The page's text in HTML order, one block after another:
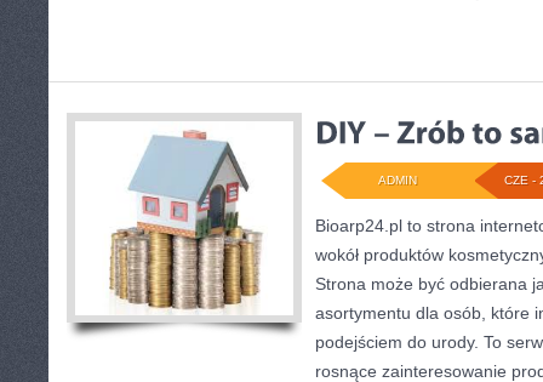
CZE -
ADMIN
Bioarp24.pl to strona
wokół produktów
Strona może być odbierana
asortymentu dla osób, które
podejściem do urody. To
rosnące zainteresowanie